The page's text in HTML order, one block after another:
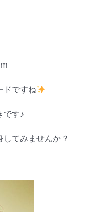
ドですね
です♪
てみませんか？